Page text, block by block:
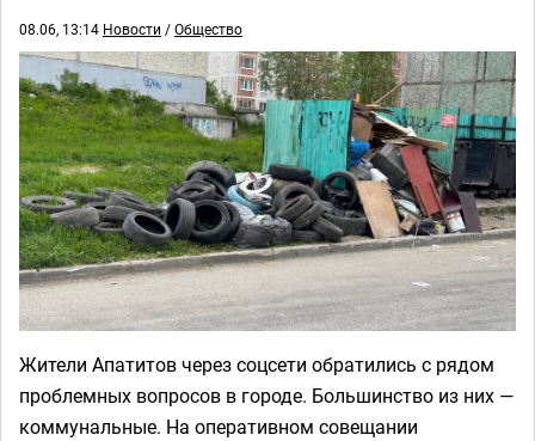
08.06, 13:14 Новости /Общество
Жители Апатитов через соцсети обратились с рядом
проблемных вопросов в городе. Большинство из них —
коммунальные. На оперативном совещании